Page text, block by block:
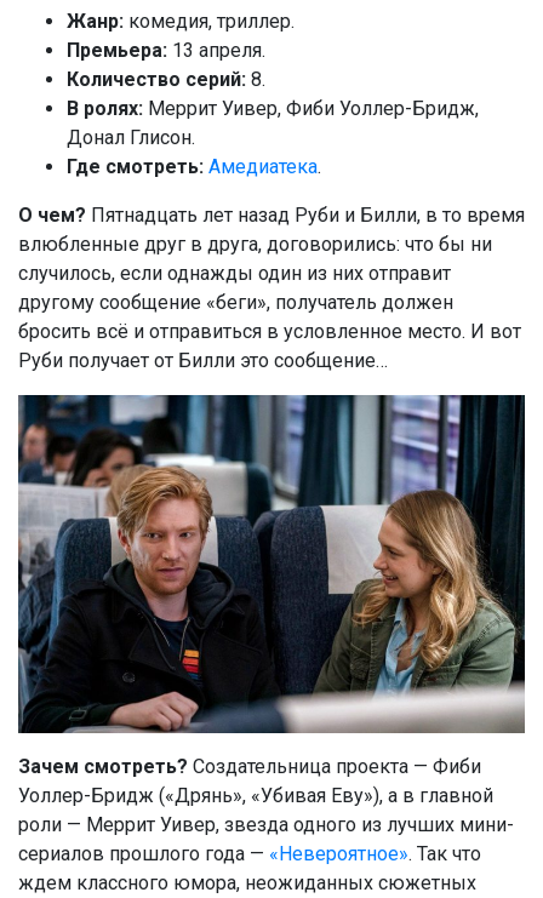
Жанр: комедия, триллер.
Премьера: 13 апреля.
Количество серий: 8.
В ролях: Меррит Уивер, Фиби Уоллер-Бридж,
Донал Глисон.
Где смотреть: Амедиатека.
О чем? Пятнадцать лет назад Руби и Билли, в то время
влюбленные друг в друга, договорились: что бы ни
случилось, если однажды один из них отправит
другому сообщение «беги», получатель должен
бросить всё и отправиться в условленное место. И вот
Руби получает от Билли это сообщение…
Зачем смотреть? Создательница проекта — Фиби
Уоллер-Бридж («Дрянь», «Убивая Еву»), а в главной
роли — Меррит Уивер, звезда одного из лучших мини-
сериалов прошлого года — «Невероятное». Так что
ждем классного юмора, неожиданных сюжетных